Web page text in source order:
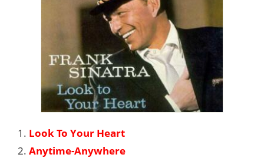
1. Look To Your Heart
2. Anytime-Anywhere